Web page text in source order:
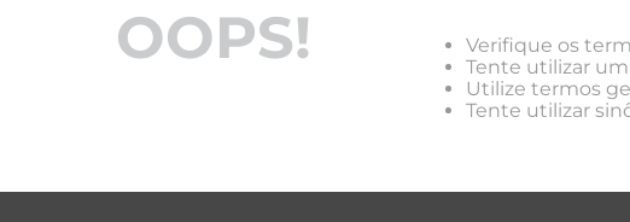
OOPS!
Verifique os
Tente utilizar
Utilize termos
Tente utilizar